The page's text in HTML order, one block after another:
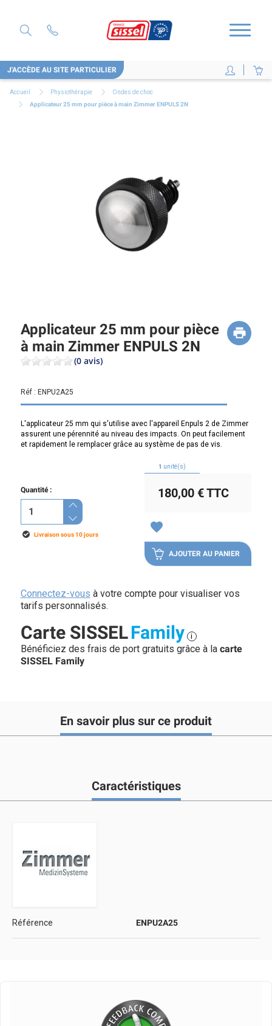
J'ACCÈDE AU SITE PARTICULIER
Accueil Physiothérapie
Ondes de choc
Applicateur 25 mm pour pièce à main Zimmer ENPULS 2N
Applicateur 25 mm pour pièce
à main Zimmer ENPULS 2N
(0 avis)
Réf : ENPU2A25
L'applicateur 25 mm qui s'utilise avec l'appareil Enpuls 2 de Zimmer
assurent une pérennité au niveau des impacts. On peut facilement
et rapidement le remplacer grâce au système de pas de vis.
Quantité :
Livraison sous 10 jours
1 unité(s)
180,00 €TTC
favorite
AJOUTER AU PANIER
Connectez-vous à votre compte pour visualiser vos
tarifs personnalisés.
Carte SISSELFamily i
Bénéficiez des frais de port gratuits grâce à la carte
SISSEL Family
En savoir plus sur ce produit
Caractéristiques
Référence ENPU2A25